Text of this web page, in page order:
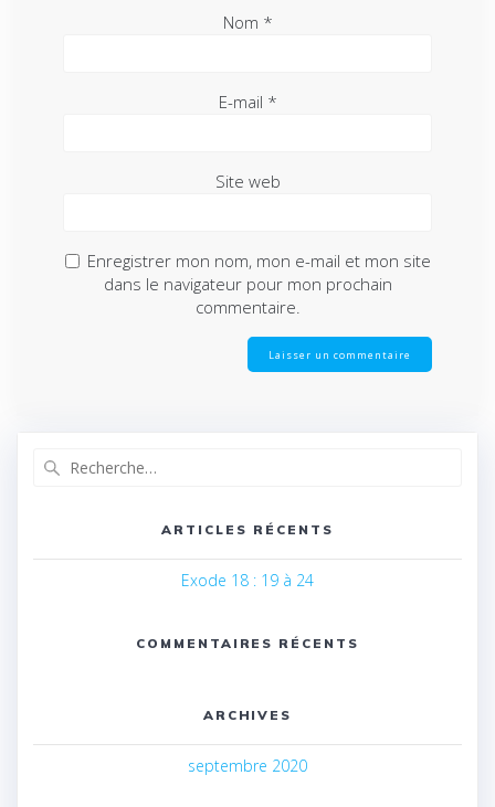
Nom *
E-mail *
Site web
Enregistrer mon nom, mon e-mail et mon site
dans le navigateur pour mon prochain
commentaire.
ARTICLES RÉCENTS
Exode 18 : 19 à 24
COMMENTAIRES RÉCENTS
ARCHIVES
septembre 2020